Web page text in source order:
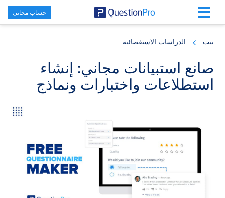
حساب مجاني
بيت الدراسات الاستقصائية
صانع استبيانات مجاني: إنشاء
استطلاعات واختبارات ونماذج